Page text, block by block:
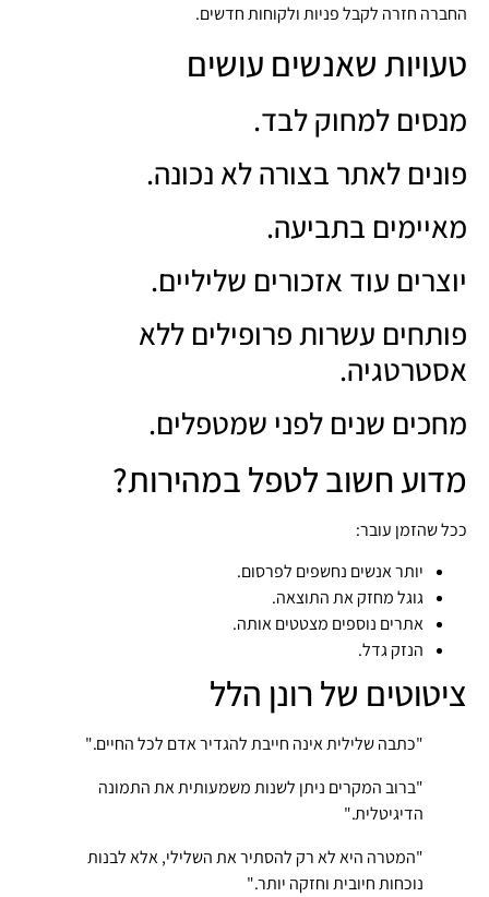
החברה חזרה לקבל פניות ולקוחות חדשים.
טעויות שאנשים עושים
מנסים למחוק לבד.
פונים לאתר בצורה לא נכונה.
מאיימים בתביעה.
יוצרים עוד אזכורים שליליים.
פותחים עשרות פרופילים ללא
אסטרטגיה.
מחכים שנים לפני שמטפלים.
מדוע חשוב לטפל במהירות?
ככל שהזמן עובר:
יותר אנשים נחשפים לפרסום.
גוגל מחזק את התוצאה.
אתרים נוספים מצטטים אותה.
הנזק גדל.
ציטוטים של רונן הלל
"כתבה שלילית אינה חייבת להגדיר אדם לכל החיים."
"ברוב המקרים ניתן לשנות משמעותית את התמונה
הדיגיטלית."
"המטרה היא לא רק להסתיר את השלילי, אלא לבנות
נוכחות חיובית וחזקה יותר."